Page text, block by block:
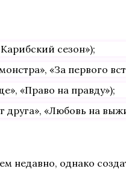
сезон»);
«За первого
«Право на правду»);
друга», «Любовь на
недавно, однако